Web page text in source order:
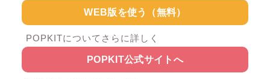
WEB版を使う（無料）
POPKITについてさらに詳しく
POPKIT公式サイトへ